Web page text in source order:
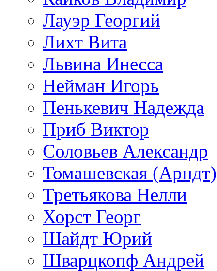
Лауэр Георгий
Лихт Вита
Львина Инесса
Нейман Игорь
Пенькевич Надежда
Приб Виктор
Соловьев Александр
Томашевская
Третьякова Нелли
Хорст Георг
Шайдт Юрий
Шварцкопф Андрей